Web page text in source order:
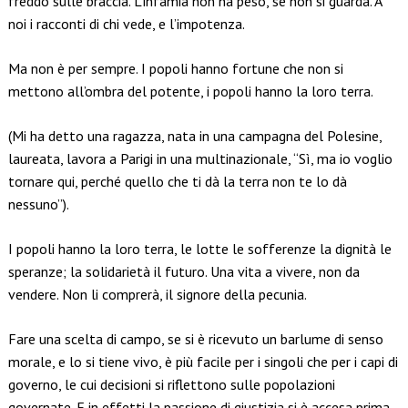
noi i racconti di chi vede, e l’impotenza.
Ma non è per sempre. I popoli hanno fortune che non si
mettono all’ombra del potente, i popoli hanno la loro terra.
(Mi ha detto una ragazza, nata in una campagna del Polesine,
laureata, lavora a Parigi in una multinazionale, “Sì, ma io voglio
tornare qui, perché quello che ti dà la terra non te lo dà
nessuno”).
I popoli hanno la loro terra, le lotte le sofferenze la dignità le
speranze; la solidarietà il futuro. Una vita a vivere, non da
vendere. Non li comprerà, il signore della pecunia.
Fare una scelta di campo, se si è ricevuto un barlume di senso
morale, e lo si tiene vivo, è più facile per i singoli che per i capi di
governo, le cui decisioni si riflettono sulle popolazioni